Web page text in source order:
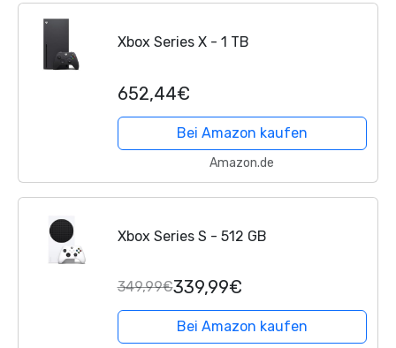
Xbox Series X - 1 TB
652,44€
Bei Amazon kaufen
Amazon.de
Xbox Series S - 512 GB
349,99€339,99€
Bei Amazon kaufen